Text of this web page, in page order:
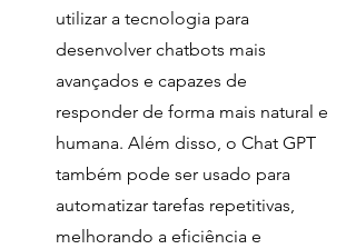
utilizar a tecnologia para
desenvolver chatbots mais
avançados e capazes de
responder de forma mais natural e
humana. Além disso, o Chat GPT
também pode ser usado para
automatizar tarefas repetitivas,
melhorando a eficiência e